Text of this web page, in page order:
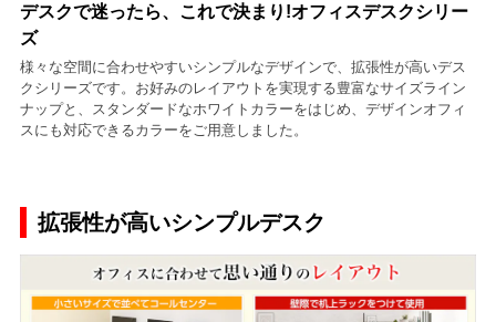
デスクで迷ったら、これで決まり!オフィスデスクシリー
ズ
様々な空間に合わせやすいシンプルなデザインで、拡張性が高いデス
クシリーズです。お好みのレイアウトを実現する豊富なサイズライン
ナップと、スタンダードなホワイトカラーをはじめ、デザインオフィ
スにも対応できるカラーをご用意しました。
拡張性が高いシンプルデスク